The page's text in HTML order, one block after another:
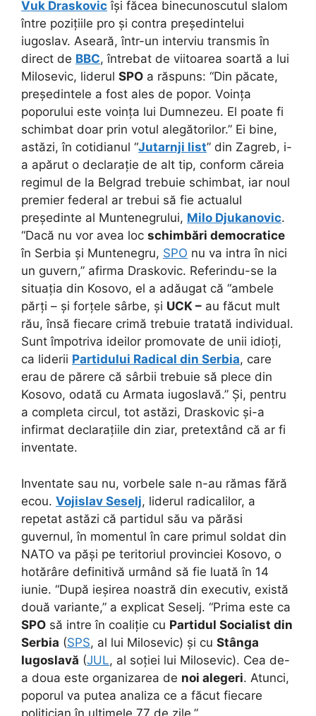
Vuk Draskovic își făcea binecunoscutul slalom
între pozițiile pro și contra președintelui
iugoslav. Aseară, într-un interviu transmis în
direct de BBC, întrebat de viitoarea soartă a lui
Milosevic, liderul SPO a răspuns: “Din păcate,
președintele a fost ales de popor. Voința
poporului este voința lui Dumnezeu. El poate fi
schimbat doar prin votul alegătorilor.” Ei bine,
astăzi, în cotidianul “Jutarnji list” din Zagreb, i-
a apărut o declarație de alt tip, conform căreia
regimul de la Belgrad trebuie schimbat, iar noul
premier federal ar trebui să fie actualul
președinte al Muntenegrului, Milo Djukanovic.
“Dacă nu vor avea loc schimbări democratice
în Serbia și Muntenegru, SPO nu va intra în nici
un guvern,” afirma Draskovic. Referindu-se la
situația din Kosovo, el a adăugat că “ambele
părți – și forțele sârbe, și UCK – au făcut mult
rău, însă fiecare crimă trebuie tratată individual.
Sunt împotriva ideilor promovate de unii idioți,
ca liderii Partidului Radical din Serbia, care
erau de părere că sârbii trebuie să plece din
Kosovo, odată cu Armata iugoslavă.” Și, pentru
a completa circul, tot astăzi, Draskovic și-a
infirmat declarațiile din ziar, pretextând că ar fi
inventate.
Inventate sau nu, vorbele sale n-au rămas fără
ecou. Vojislav Seselj, liderul radicalilor, a
repetat astăzi că partidul său va părăsi
guvernul, în momentul în care primul soldat din
NATO va păși pe teritoriul provinciei Kosovo, o
hotărâre definitivă urmând să fie luată în 14
iunie. “După ieșirea noastră din executiv, există
două variante,” a explicat Seselj. “Prima este ca
SPO să intre în coaliție cu Partidul Socialist din
Serbia (SPS, al lui Milosevic) și cu Stânga
Iugoslavă (JUL, al soției lui Milosevic). Cea de-
a doua este organizarea de noi alegeri. Atunci,
poporul va putea analiza ce a făcut fiecare
politician în ultimele 77 de zile.”